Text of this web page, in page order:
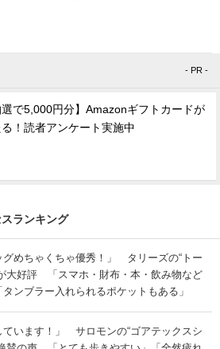
- PR -
選で5,000円分】Amazonギフトカードが
る！読者アンケート実施中
スランキング
グめちゃくちゃ優秀！」 タリーズの“トー
大好評 「スマホ・財布・本・飲み物など
ンブラー入れられるポケットもある」
ています！」 サロモンの“ゴアテックスシ